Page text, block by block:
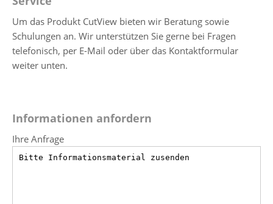
Um das Produkt CutView bieten wir Beratung sowie
Schulungen an. Wir unterstützen Sie gerne bei Fragen
telefonisch, per E-Mail oder über das Kontaktformular
weiter unten.
Informationen anfordern
Ihre Anfrage